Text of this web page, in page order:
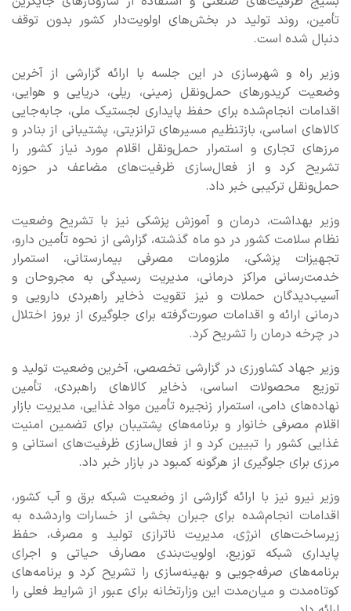
تأمین، روند تولید در بخش‌های اولویت‌دار کشور بدون توقف
دنبال شده است.
وزیر راه و شهرسازی در این جلسه با ارائه گزارشی از آخرین
وضعیت کریدورهای حمل‌ونقل زمینی، ریلی، دریایی و هوایی،
اقدامات انجام‌شده برای حفظ پایداری لجستیک ملی، جابه‌جایی
کالاهای اساسی، بازتنظیم مسیرهای ترانزیتی، پشتیبانی از بنادر و
مرزهای تجاری و استمرار حمل‌ونقل اقلام مورد نیاز کشور را
تشریح کرد و از فعال‌سازی ظرفیت‌های مضاعف در حوزه
حمل‌ونقل ترکیبی خبر داد.
وزیر بهداشت، درمان و آموزش پزشکی نیز با تشریح وضعیت
نظام سلامت کشور در دو ماه گذشته، گزارشی از نحوه تأمین دارو،
تجهیزات پزشکی، ملزومات مصرفی بیمارستانی، استمرار
خدمت‌رسانی مراکز درمانی، مدیریت رسیدگی به مجروحان و
آسیب‌دیدگان حملات و نیز تقویت ذخایر راهبردی دارویی و
درمانی ارائه و اقدامات صورت‌گرفته برای جلوگیری از بروز اختلال
در چرخه درمان را تشریح کرد.
وزیر جهاد کشاورزی در گزارشی تخصصی، آخرین وضعیت تولید و
توزیع محصولات اساسی، ذخایر کالاهای راهبردی، تأمین
نهاده‌های دامی، استمرار زنجیره تأمین مواد غذایی، مدیریت بازار
اقلام مصرفی خانوار و برنامه‌های پشتیبان برای تضمین امنیت
غذایی کشور را تبیین کرد و از فعال‌سازی ظرفیت‌های استانی و
مرزی برای جلوگیری از هرگونه کمبود در بازار خبر داد.
وزیر نیرو نیز با ارائه گزارشی از وضعیت شبکه برق و آب کشور،
اقدامات انجام‌شده برای جبران بخشی از خسارات واردشده به
زیرساخت‌های انرژی، مدیریت ناترازی تولید و مصرف، حفظ
پایداری شبکه توزیع، اولویت‌بندی مصارف حیاتی و اجرای
برنامه‌های صرفه‌جویی و بهینه‌سازی را تشریح کرد و برنامه‌های
کوتاه‌مدت و میان‌مدت این وزارتخانه برای عبور از شرایط فعلی را